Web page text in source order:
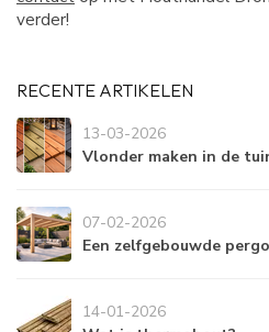
verder!
RECENTE ARTIKELEN
13-03-2026
Vlonder maken in de
07-02-2026
Een zelfgebouwde
14-01-2026